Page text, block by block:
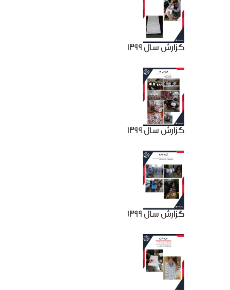
گزارش سال 1399
گزارش سال 1399
گزارش سال 1399